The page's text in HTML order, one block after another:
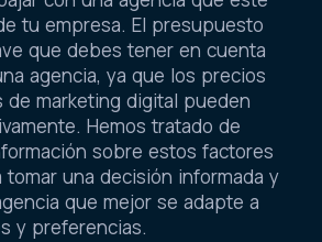
tu empresa. El presupuesto
que debes tener en cuenta
agencia, ya que los precios
de marketing digital pueden
Hemos tratado de
sobre estos factores
tomar una decisión informada y
que mejor se adapte a
y preferencias.